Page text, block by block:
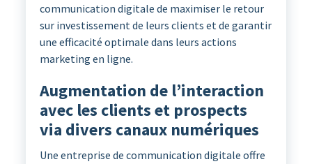
communication digitale de maximiser le retour
sur investissement de leurs clients et de garantir
une efficacité optimale dans leurs actions
marketing en ligne.
Augmentation de l’interaction
avec les clients et prospects
via divers canaux numériques
Une entreprise de communication digitale offre